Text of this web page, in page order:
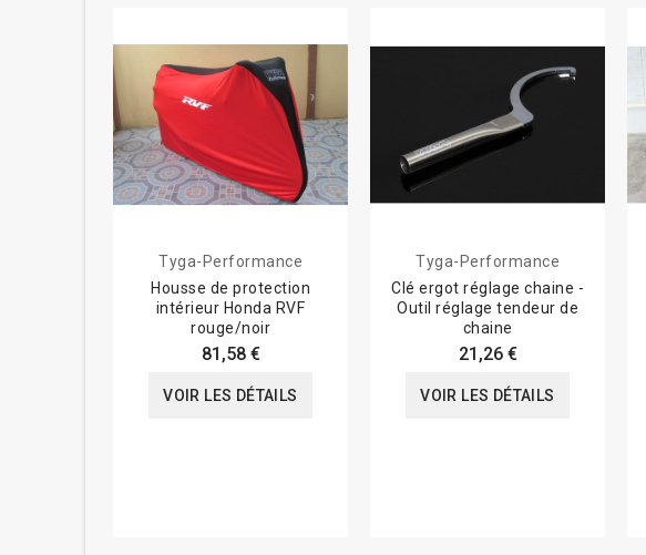
Tyga-Performance
Housse de protection
intérieur Honda RVF
rouge/noir
81,58 €
VOIR LES DÉTAILS
Tyga-Performance
Clé ergot réglage chaine -
Outil réglage tendeur de
chaine
21,26 €
VOIR LES DÉTAILS